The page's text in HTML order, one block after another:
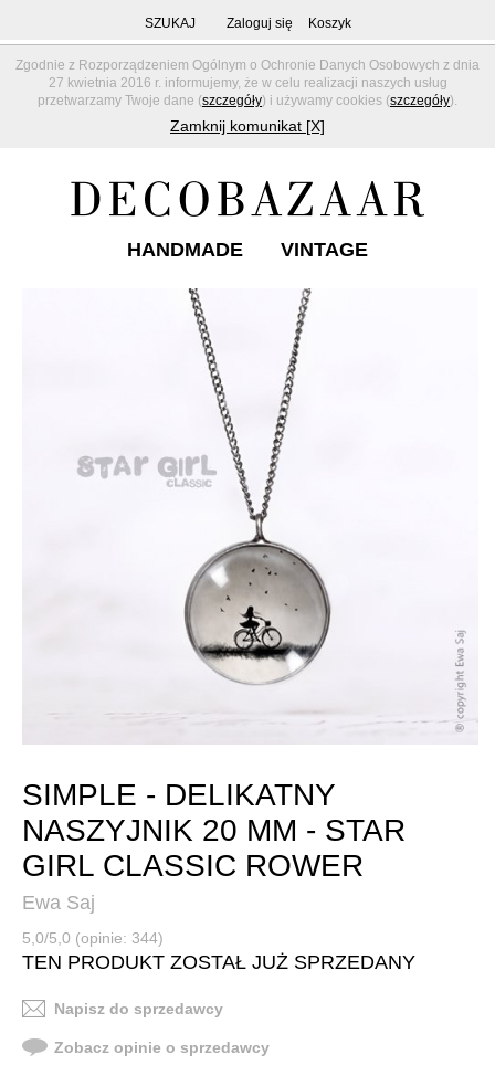
Zgodnie z Rozporządzeniem Ogólnym o Ochronie Danych Osobowych z dnia
27 kwietnia 2016 r. informujemy, że w celu realizacji naszych usług
przetwarzamy Twoje dane (szczegóły) i używamy cookies (szczegóły).
Zamknij komunikat [X]
SZUKAJ Zaloguj się Koszyk
HANDMADE VINTAGE
SIMPLE - DELIKATNY
NASZYJNIK 20 MM - STAR
GIRL CLASSIC ROWER
Ewa Saj
5,0/5,0 (opinie: 344)
TEN PRODUKT ZOSTAŁ JUŻ SPRZEDANY
Napisz do sprzedawcy
Zobacz opinie o sprzedawcy